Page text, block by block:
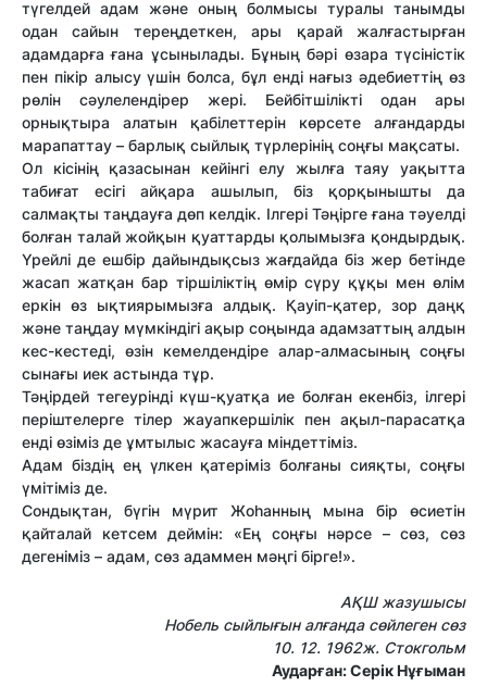
түгелдей адам және оның болмысы туралы танымды
одан сайын тереңдеткен, ары қарай жалғастырған
адамдарға ғана ұсынылады. Бұның бәрі өзара түсіністік
пен пікір алысу үшін болса, бұл енді нағыз әдебиеттің өз
рөлін сәулелендірер жері. Бейбітшілікті одан ары
орнықтыра алатын қабілеттерін көрсете алғандарды
марапаттау – барлық сыйлық түрлерінің соңғы мақсаты.
Ол кісінің қазасынан кейінгі елу жылға таяу уақытта
табиғат есігі айқара ашылып, біз қорқынышты да
салмақты таңдауға дөп келдік. Ілгері Тәңірге ғана тәуелді
болған талай жойқын қуаттарды қолымызға қондырдық.
Үрейлі де ешбір дайындықсыз жағдайда біз жер бетінде
жасап жатқан бар тіршіліктің өмір сүру құқы мен өлім
еркін өз ықтиярымызға алдық. Қауіп-қатер, зор даңқ
және таңдау мүмкіндігі ақыр соңында адамзаттың алдын
кес-кестеді, өзін кемелдендіре алар-алмасының соңғы
сынағы иек астында тұр.
Тәңірдей тегеурінді күш-қуатқа ие болған екенбіз, ілгері
періштелерге тілер жауапкершілік пен ақыл-парасатқа
енді өзіміз де ұмтылыс жасауға міндеттіміз.
Адам біздің ең үлкен қатеріміз болғаны сияқты, соңғы
үмітіміз де.
Сондықтан, бүгін мүрит Жоһанның мына бір өсиетін
қайталай кетсем деймін: «Ең соңғы нәрсе – сөз, сөз
дегеніміз – адам, сөз адаммен мәңгі бірге!».
АҚШ жазушысы
Нобель сыйлығын алғанда сөйлеген сөз
10. 12. 1962ж. Стокгольм
Аударған: Серік Нұғыман